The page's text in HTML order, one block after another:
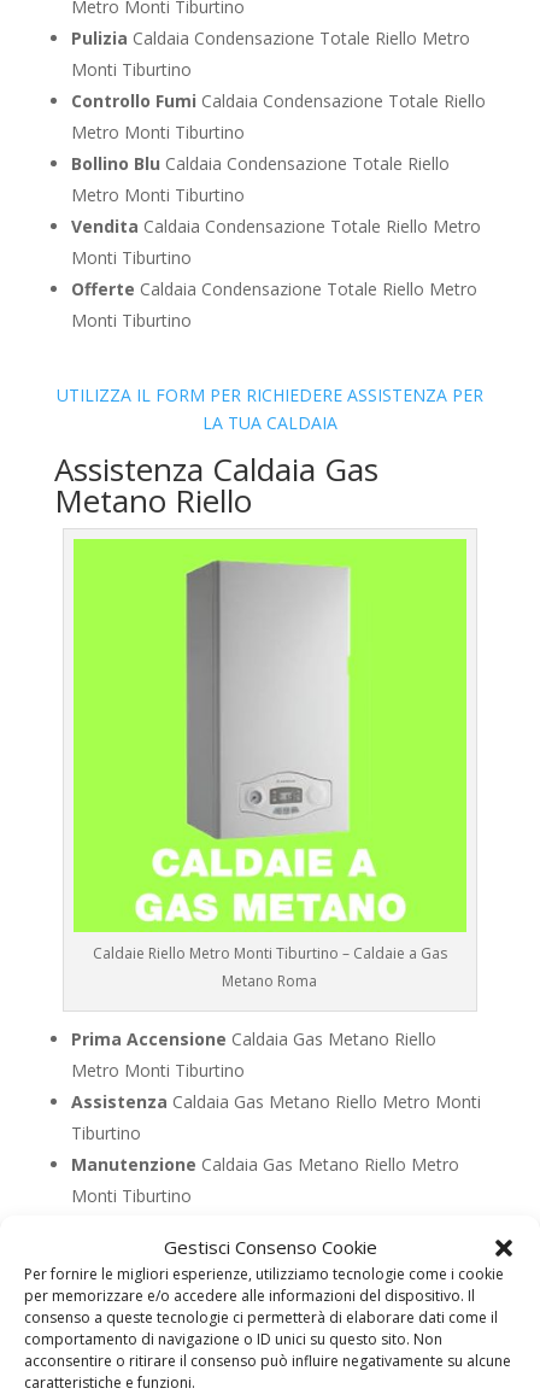
Gestisci Consenso Cookie
Per fornire le migliori esperienze, utilizziamo tecnologie come i cookie
per memorizzare e/o accedere alle informazioni del dispositivo. Il
consenso a queste tecnologie ci permetterà di elaborare dati come il
comportamento di navigazione o ID unici su questo sito. Non
acconsentire o ritirare il consenso può influire negativamente su alcune
caratteristiche e funzioni.
Metro Monti Tiburtino
Pulizia Caldaia Condensazione Totale Riello Metro
Monti Tiburtino
Controllo Fumi Caldaia Condensazione Totale Riello
Metro Monti Tiburtino
Bollino Blu Caldaia Condensazione Totale Riello
Metro Monti Tiburtino
Vendita Caldaia Condensazione Totale Riello Metro
Monti Tiburtino
Offerte Caldaia Condensazione Totale Riello Metro
Monti Tiburtino
UTILIZZA IL FORM PER RICHIEDERE ASSISTENZA PER
LA TUA CALDAIA
Assistenza Caldaia Gas
Metano Riello
Caldaie Riello Metro Monti Tiburtino – Caldaie a Gas
Metano Roma
Prima Accensione Caldaia Gas Metano Riello
Metro Monti Tiburtino
Assistenza Caldaia Gas Metano Riello Metro Monti
Tiburtino
Manutenzione Caldaia Gas Metano Riello Metro
Monti Tiburtino
Monti Tiburtino
Pronto InterventoCaldaia Gas Metano Riello
Metro Monti Tiburtino
Sostituzione Caldaia Gas Metano Riello Metro
Monti Tiburtino